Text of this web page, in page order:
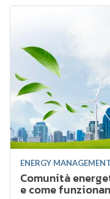
ENERGY MANAGEMENT
Comunità
e come